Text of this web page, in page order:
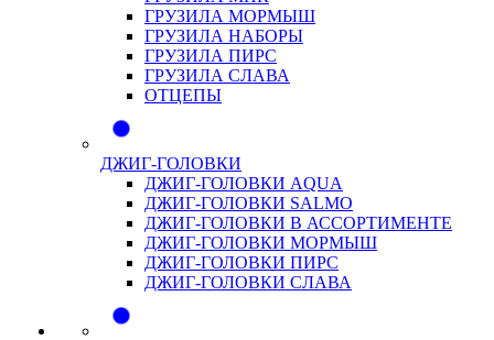
ГРУЗИЛА МОРМЫШ
ГРУЗИЛА НАБОРЫ
ГРУЗИЛА ПИРС
ГРУЗИЛА СЛАВА
ОТЦЕПЫ
ДЖИГ-ГОЛОВКИ
ДЖИГ-ГОЛОВКИ AQUA
ДЖИГ-ГОЛОВКИ SALMO
ДЖИГ-ГОЛОВКИ В АССОРТИМЕНТЕ
ДЖИГ-ГОЛОВКИ МОРМЫШ
ДЖИГ-ГОЛОВКИ ПИРС
ДЖИГ-ГОЛОВКИ СЛАВА